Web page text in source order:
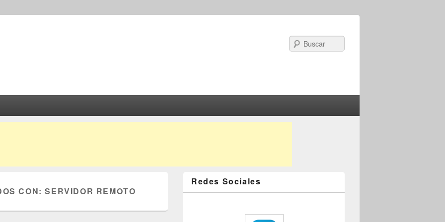
CON:SERVIDOR REMOTO
Redes Sociales